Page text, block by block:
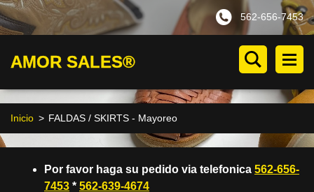
562-656-7453
AMOR SALES®
Inicio > FALDAS / SKIRTS - Mayoreo
Por favor haga su pedido via telefonica 562-656-
7453 * 562-639-4674